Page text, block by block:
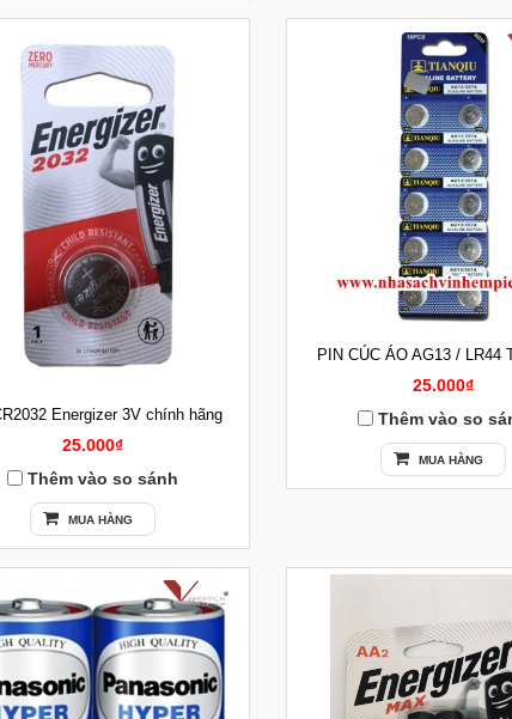
Energizer 3V chính hãng
25.000₫
Thêm vào so sánh
MUA HÀNG
PIN CÚC ÁO AG13 / LR44
25.000₫
Thêm vào so
MUA HÀNG